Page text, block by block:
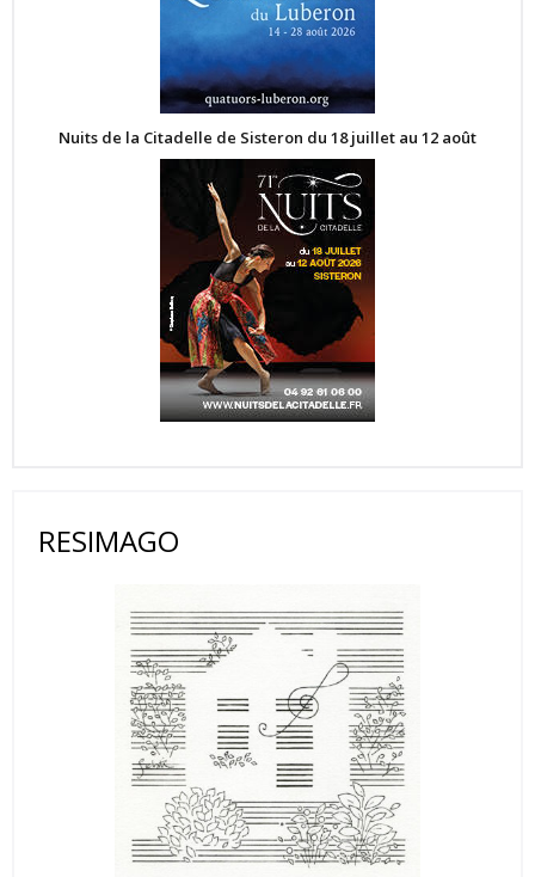
Nuits de la Citadelle de Sisteron du 18 juillet au 12 août
RESIMAGO